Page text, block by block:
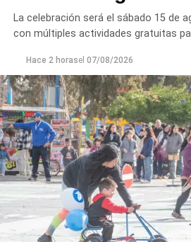
camiones bacheadores, lo que
el ritmo de ejecución y optimizar
mantenimiento en distintos
Por otra parte, el organismo
técnico que definirá los tramos de
151 donde se aplicarán 5.000
asfáltica en caliente, una obra
sectores más deteriorados y
transitabilidad.
La celebración será el sábado 15 de
con múltiples actividades gratuitas
Hace 2 horasel 07/08/2026